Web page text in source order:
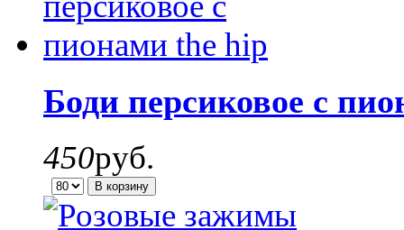
Боди персиковое с
450руб.